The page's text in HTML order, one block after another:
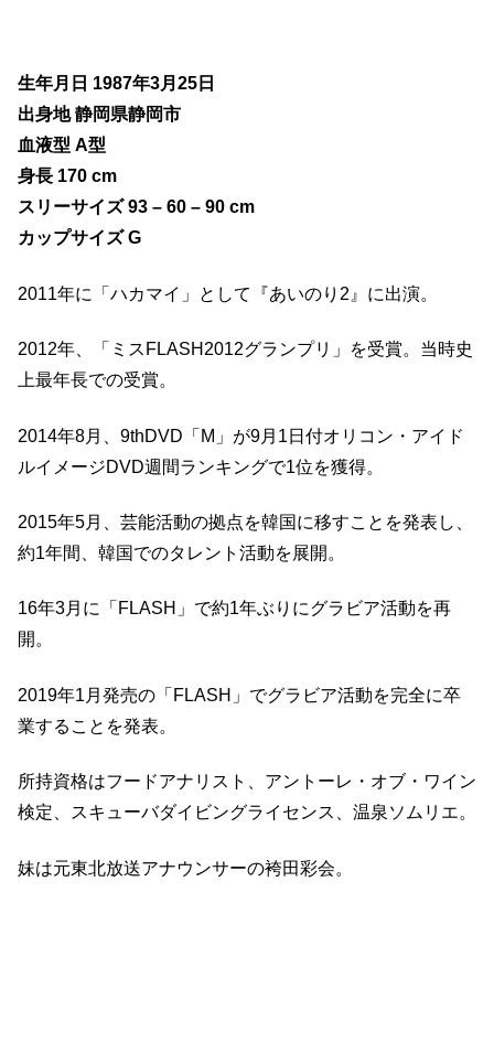
生年月日 1987年3月25日
出身地 静岡県静岡市
血液型 A型
身長 170 cm
スリーサイズ 93 – 60 – 90 cm
カップサイズ G
2011年に「ハカマイ」として『あいのり2』に出演。
2012年、「ミスFLASH2012グランプリ」を受賞。当時史
上最年長での受賞。
2014年8月、9thDVD「M」が9月1日付オリコン・アイド
ルイメージDVD週間ランキングで1位を獲得。
2015年5月、芸能活動の拠点を韓国に移すことを発表し、
約1年間、韓国でのタレント活動を展開。
16年3月に「FLASH」で約1年ぶりにグラビア活動を再
開。
2019年1月発売の「FLASH」でグラビア活動を完全に卒
業することを発表。
所持資格はフードアナリスト、アントーレ・オブ・ワイン
検定、スキューバダイビングライセンス、温泉ソムリエ。
妹は元東北放送アナウンサーの袴田彩会。